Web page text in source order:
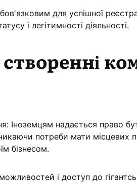
для успішної
і легітимності діяльності.
Іноземцям надається право
потреби мати місцевих
бізнесом.
і доступ до